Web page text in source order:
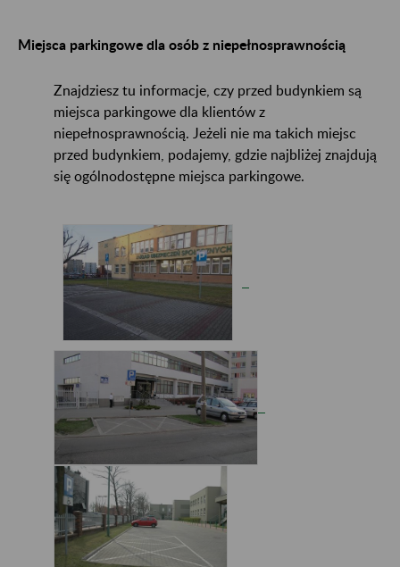
Miejsca parkingowe dla osób z niepełnosprawnością
Znajdziesz tu informacje, czy przed budynkiem są
miejsca parkingowe dla klientów z
niepełnosprawnością. Jeżeli nie ma takich miejsc
przed budynkiem, podajemy, gdzie najbliżej znajdują
się ogólnodostępne miejsca parkingowe.